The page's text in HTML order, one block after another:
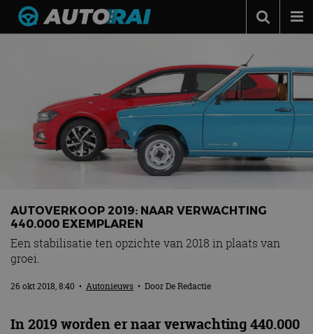
Autotests
Automerken
Adverteren
MotorRAI.nl
AUTOVERKOOP 2019: NAAR VERWACHTING
440.000 EXEMPLAREN
Een stabilisatie ten opzichte van 2018 in plaats van
groei.
26 okt 2018, 8:40 • Autonieuws • DoorDe Redactie
In 2019 worden er naar verwachting 440.000